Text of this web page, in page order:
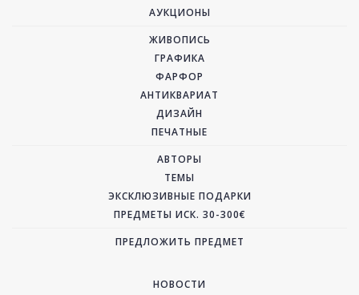
АУКЦИОНЫ
ЖИВОПИСЬ
ГРАФИКА
ФАРФОР
АНТИКВАРИАТ
ДИЗАЙН
ПЕЧАТНЫЕ
АВТОРЫ
ТЕМЫ
ЭКСКЛЮЗИВНЫЕ ПОДАРКИ
ПРЕДМЕТЫ ИСК. 30-300€
ПРЕДЛОЖИТЬ ПРЕДМЕТ
НОВОСТИ